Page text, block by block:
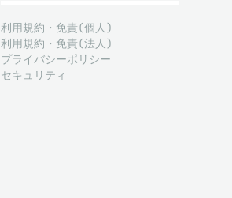
利用規約・免責(個人)
利用規約・免責(法人)
プライバシーポリシー
セキュリティ